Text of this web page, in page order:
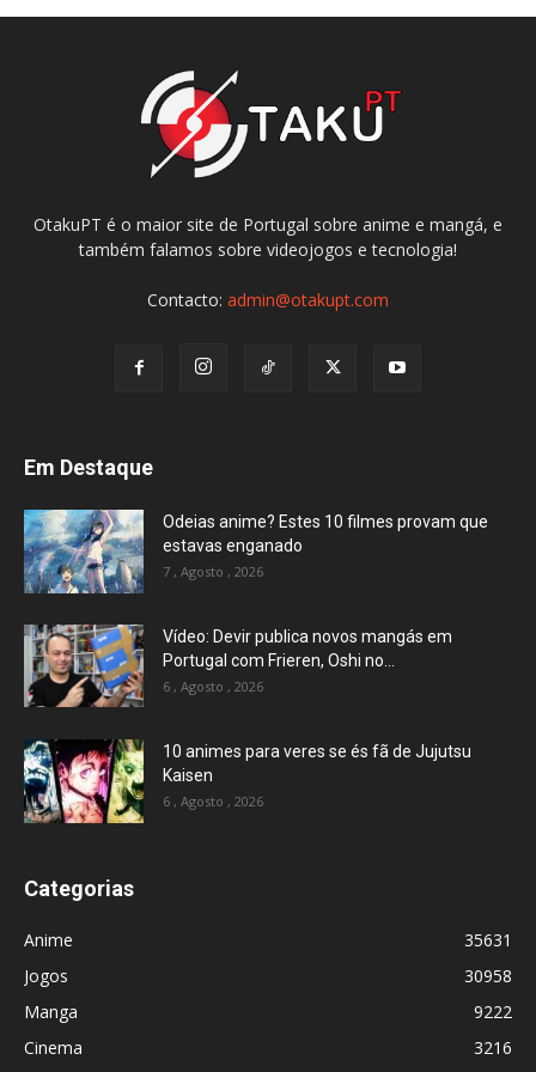
OtakuPT é o maior site de Portugal sobre anime e mangá, e
também falamos sobre videojogos e tecnologia!
Contacto: admin@otakupt.com
Em Destaque
Odeias anime? Estes 10 filmes provam que
estavas enganado
7 , Agosto , 2026
Vídeo: Devir publica novos mangás em
Portugal com Frieren, Oshi no...
6 , Agosto , 2026
10 animes para veres se és fã de Jujutsu
Kaisen
6 , Agosto , 2026
Categorias
Anime
35631
Jogos
30958
Manga
9222
Cinema
3216